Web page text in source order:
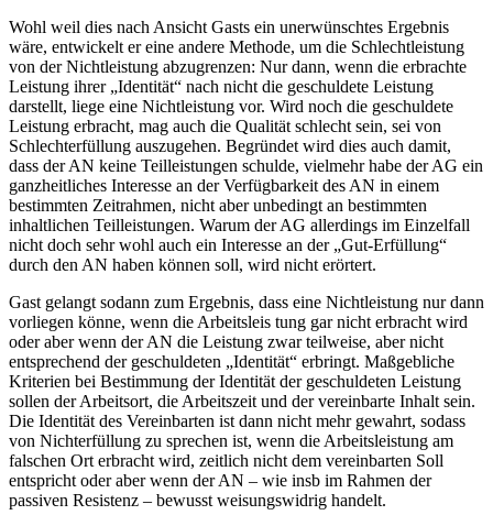
Wohl weil dies nach Ansicht Gasts ein unerwünschtes Ergebnis
wäre, entwickelt er eine andere Methode, um die Schlechtleistung
von der Nichtleistung abzugrenzen: Nur dann, wenn die erbrachte
Leistung ihrer „Identität“ nach nicht die geschuldete Leistung
darstellt, liege eine Nichtleistung vor. Wird noch die geschuldete
Leistung erbracht, mag auch die Qualität schlecht sein, sei von
Schlechterfüllung auszugehen. Begründet wird dies auch damit,
dass der AN keine Teilleistungen schulde, vielmehr habe der AG ein
ganzheitliches Interesse an der Verfügbarkeit des AN in einem
bestimmten Zeitrahmen, nicht aber unbedingt an bestimmten
inhaltlichen Teilleistungen. Warum der AG allerdings im Einzelfall
nicht doch sehr wohl auch ein Interesse an der „Gut-Erfüllung“
durch den AN haben können soll, wird nicht erörtert.
Gast gelangt sodann zum Ergebnis, dass eine Nichtleistung nur dann
vorliegen könne, wenn die Arbeitsleis tung gar nicht erbracht wird
oder aber wenn der AN die Leistung zwar teilweise, aber nicht
entsprechend der geschuldeten „Identität“ erbringt. Maßgebliche
Kriterien bei Bestimmung der Identität der geschuldeten Leistung
sollen der Arbeitsort, die Arbeitszeit und der vereinbarte Inhalt sein.
Die Identität des Vereinbarten ist dann nicht mehr gewahrt, sodass
von Nichterfüllung zu sprechen ist, wenn die Arbeitsleistung am
falschen Ort erbracht wird, zeitlich nicht dem vereinbarten Soll
entspricht oder aber wenn der AN – wie insb im Rahmen der
passiven Resistenz – bewusst weisungswidrig handelt.